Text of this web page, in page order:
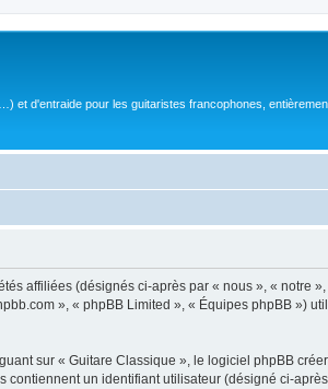
et d'entraide pour les guitaristes francophones,
affiliées (désignés ci-après par « nous », « notre
», « phpBB Limited », « Équipes phpBB »)
sur « Guitare Classique », le logiciel phpBB
un identifiant utilisateur (désigné ci-